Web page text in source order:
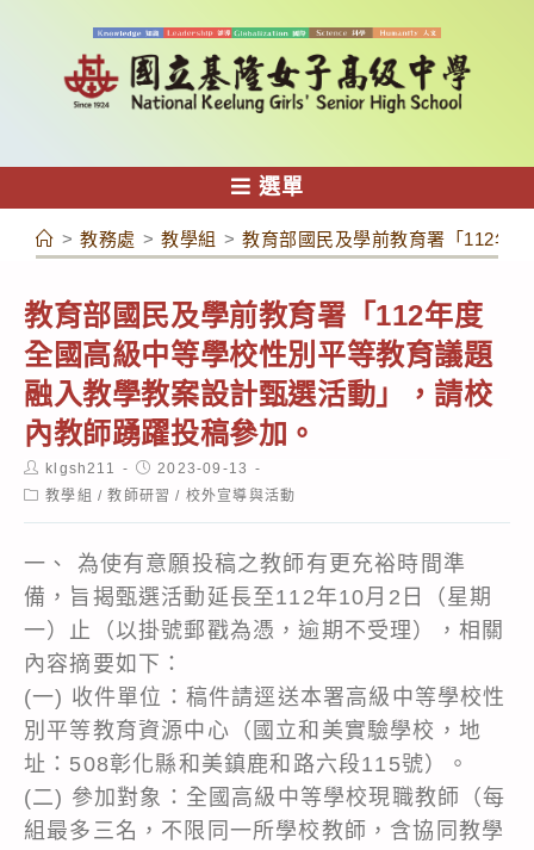
容
選單
> 教務處 > 教學組 > 教育部國民及學前教育署「112年
教育部國民及學前教育署「112年度
全國高級中等學校性別平等教育議題
融入教學教案設計甄選活動」，請校
內教師踴躍投稿參加。
Post
author:
klgsh211
Post
published:
2023-09-13
Post教學組 / 教師研習 / 校外宣導與活動
一、 為使有意願投稿之教師有更充裕時間準
備，旨揭甄選活動延長至112年10月2日（星期
一）止（以掛號郵戳為憑，逾期不受理），相關
內容摘要如下：
(一) 收件單位：稿件請逕送本署高級中等學校性
別平等教育資源中心（國立和美實驗學校，地
址：508彰化縣和美鎮鹿和路六段115號）。
(二) 參加對象：全國高級中等學校現職教師（每
組最多三名，不限同一所學校教師，含協同教學